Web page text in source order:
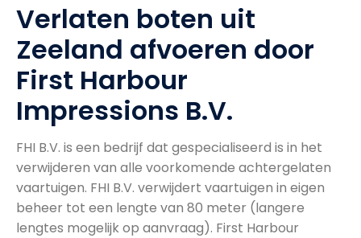
Verlaten boten uit
Zeeland afvoeren door
First Harbour
Impressions B.V.
FHI B.V. is een bedrijf dat gespecialiseerd is in het
verwijderen van alle voorkomende achtergelaten
vaartuigen. FHI B.V. verwijdert vaartuigen in eigen
beheer tot een lengte van 80 meter (langere
lengtes mogelijk op aanvraag). First Harbour